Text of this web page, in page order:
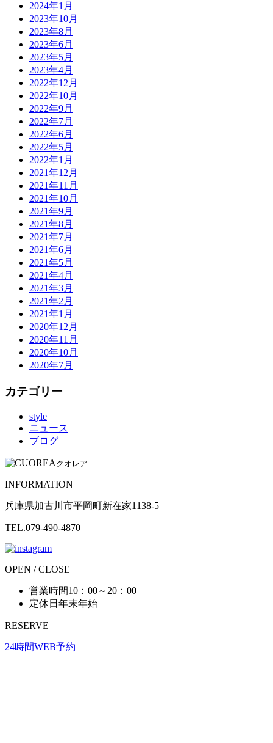
2024年1月
2023年10月
2023年8月
2023年6月
2023年5月
2023年4月
2022年12月
2022年10月
2022年9月
2022年7月
2022年6月
2022年5月
2022年1月
2021年12月
2021年11月
2021年10月
2021年9月
2021年8月
2021年7月
2021年6月
2021年5月
2021年4月
2021年3月
2021年2月
2021年1月
2020年12月
2020年11月
2020年10月
2020年7月
カテゴリー
style
ニュース
ブログ
クオレア
INFORMATION
兵庫県加古川市平岡町新在家1138-5
TEL.079-490-4870
OPEN / CLOSE
営業時間10：00～20：00
定休日 年末年始
RESERVE
24時間WEB予約